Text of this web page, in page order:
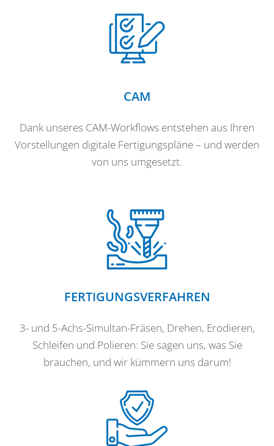
CAM
Dank unseres CAM-Workflows entstehen aus Ihren
Vorstellungen digitale Fertigungspläne – und werden
von uns umgesetzt.
FERTIGUNGSVERFAHREN
3- und 5-Achs-Simultan-Fräsen, Drehen, Erodieren,
Schleifen und Polieren: Sie sagen uns, was Sie
brauchen, und wir kümmern uns darum!